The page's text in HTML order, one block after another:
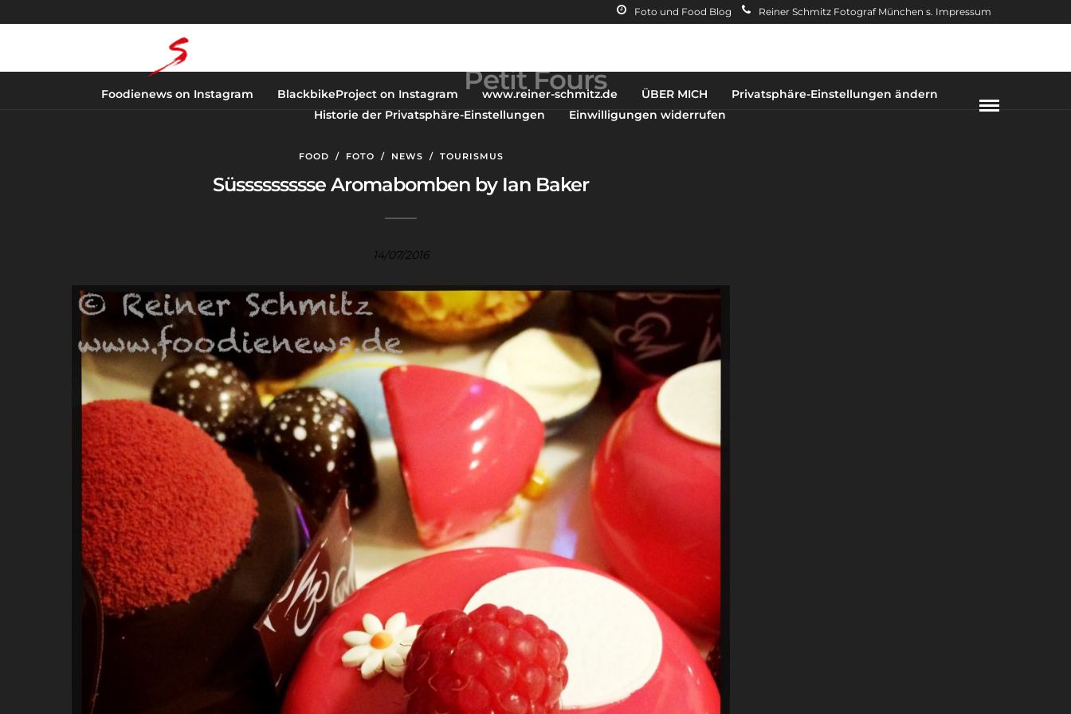
Foto und Food Blog Reiner Schmitz Fotograf München s. Impressum
Foodienews on Instagram BlackbikeProject on Instagram www.reiner-schmitz.de ÜBER MICH
Privatsphäre-Einstellungen ändern
Historie der Privatsphäre-Einstellungen
Einwilligungen widerrufen
Petit Fours
FOOD / FOTO / NEWS / TOURISMUS
Süssssssssse Aromabomben by Ian Baker
14/07/2016